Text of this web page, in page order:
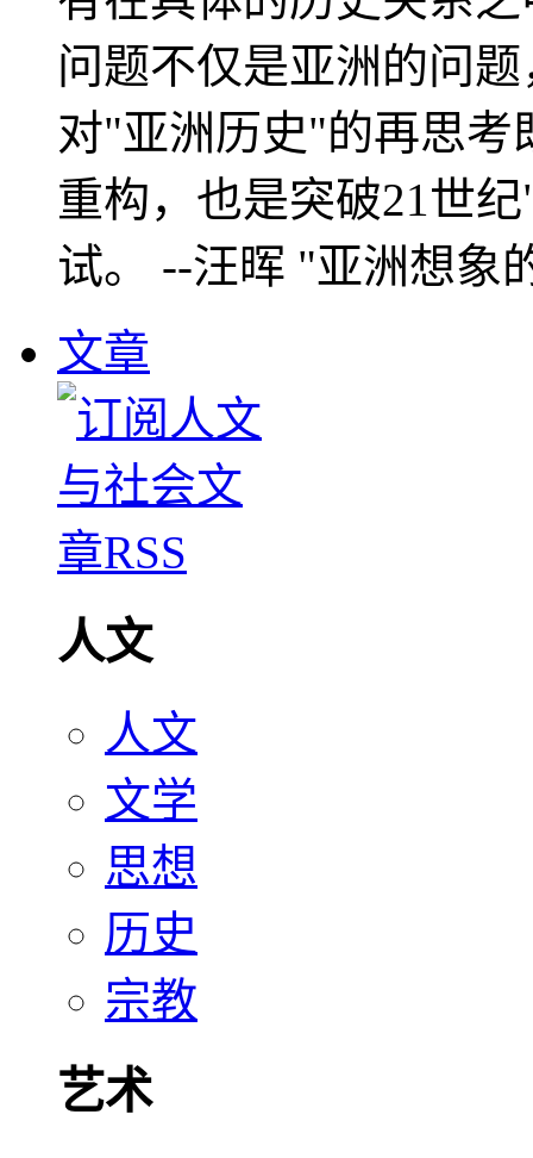
问题不仅是亚洲的问
对"亚洲历史"的再思考
重构，也是突破21世
试。 --汪晖 "亚洲想象
文章
人文
人文
文学
思想
历史
宗教
艺术